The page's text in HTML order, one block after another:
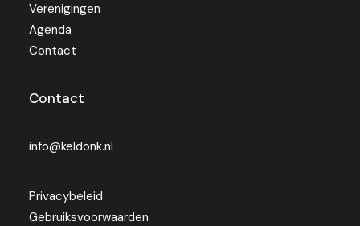
Verenigingen
Agenda
Contact
Contact
info@keldonk.nl
Privacybeleid
Gebruiksvoorwaarden